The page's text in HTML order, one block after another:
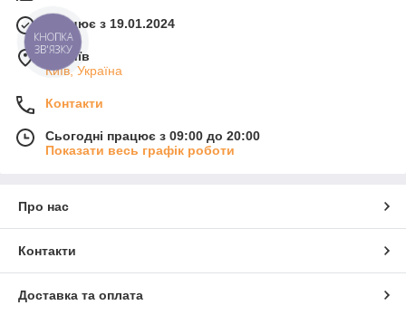
Працює з 19.01.2024
м. Київ
Київ, Україна
Контакти
Сьогодні працює з 09:00 до 20:00
Показати весь графік роботи
Про нас
Контакти
Доставка та оплата
КНОПКА
ЗВ'ЯЗКУ